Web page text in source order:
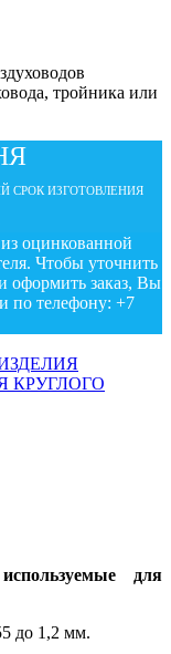
тройника или
СРОК ИЗГОТОВЛЕНИЯ
оцинкованной
Чтобы уточнить
оформить заказ, Вы
по телефону: +7
КРУГЛОГО
для
до 1,2 мм.